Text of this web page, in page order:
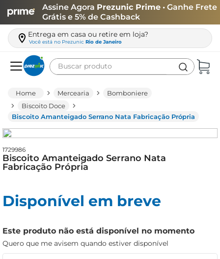
Assine Agora Prezunic Prime • Ganhe Frete
Grátis e 5% de Cashback
Entrega em casa ou retire em loja?
Você está no Prezunic Rio de Janeiro
Buscar produto
Mercearia
Bomboniere
Biscoito Doce
Biscoito Amanteigado Serrano Nata Fabricação Própria
1729986
Biscoito Amanteigado Serrano Nata
Fabricação Própria
Disponível em breve
Este produto não está disponível no momento
Quero que me avisem quando estiver disponível
leite
queijo
arroz
biscoito
iogurte
papel higiênico